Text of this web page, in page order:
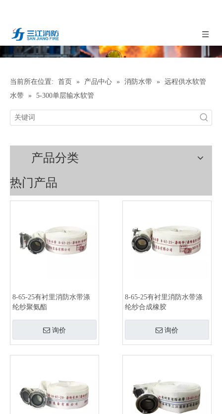
当前所在位置: 首页 » 产品中心 » 消防水带 »
远程供水软管
水带
» 5-300单层输水软管
产品分类
热门产品
8-65-25有衬里消防水带涤
纶纱聚氨酯
询价
8-65-25有衬里消防水带涤
纶纱合成橡胶
询价